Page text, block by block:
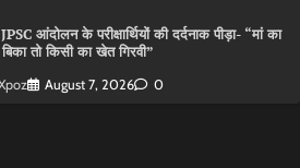
आंदोलन के परीक्षार्थियों की दर्दनाक पीड़ा- “मां का
तो किसी का खेत गिरवी”
August 7, 2026 0